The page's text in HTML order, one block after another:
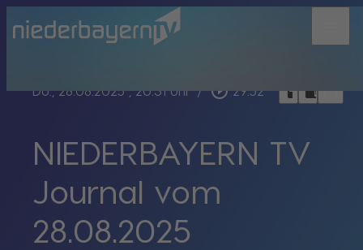
Do., 28.08.2025, 20:31 Uhr / play_circle_outline 29:52 headphoneschrome_reader_modebookmark_border
NIEDERBAYERN TV
Journal vom
28.08.2025